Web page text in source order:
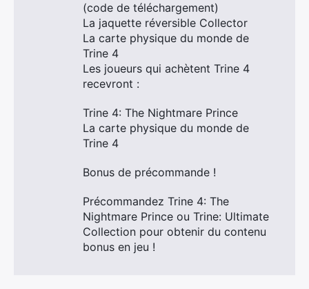
(code de téléchargement)
La jaquette réversible Collector
La carte physique du monde de
Trine 4
Les joueurs qui achètent Trine 4
recevront :
Trine 4: The Nightmare Prince
La carte physique du monde de
Trine 4
Bonus de précommande !
Précommandez Trine 4: The
Nightmare Prince ou Trine: Ultimate
Collection pour obtenir du contenu
bonus en jeu !